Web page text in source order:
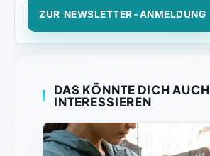
ZUR NEWSLETTER-ANMELDUNG
DAS KÖNNTE DICH AUCH
INTERESSIEREN